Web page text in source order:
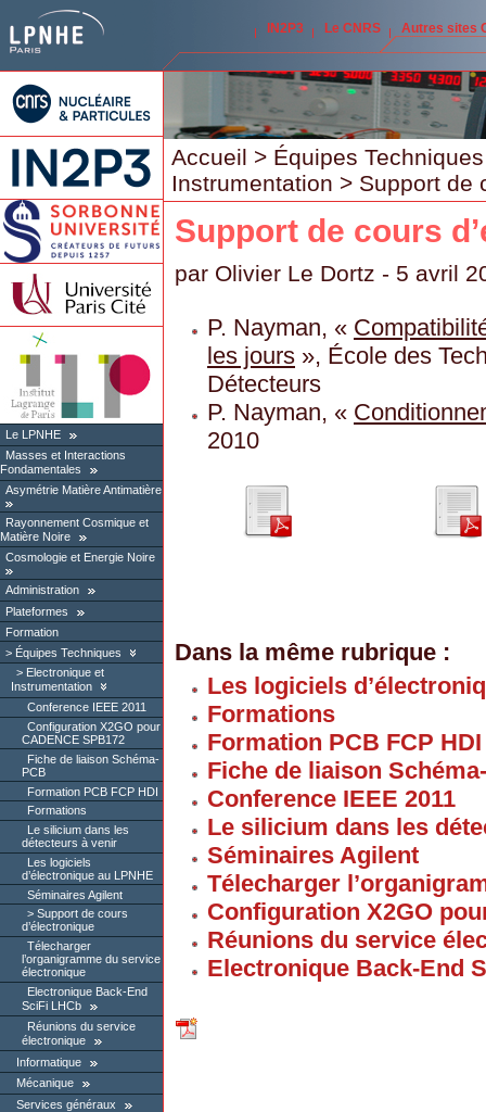
IN2P3 Le CNRS Autres sites
Le LPNHE
Masses et Interactions
Fondamentales
Asymétrie Matière Antimatière
Rayonnement Cosmique et
Matière Noire
Cosmologie et Energie Noire
Administration
Plateformes
Formation
Équipes Techniques
Electronique et
Instrumentation
Conference IEEE 2011
Configuration X2GO pour
CADENCE SPB172
Fiche de liaison Schéma-
PCB
Formation PCB FCP HDI
Formations
Le silicium dans les
détecteurs à venir
Les logiciels
d’électronique au LPNHE
Séminaires Agilent
Support de cours
d’électronique
Télecharger
l’organigramme du service
électronique
Electronique Back-End
SciFi LHCb
Réunions du service
électronique
Informatique
Mécanique
Services généraux
Accueil > Équipes Techniques
Instrumentation > Support de
Support de cours
par Olivier Le Dortz - 5 avril
P. Nayman, «
les jours », École des
Détecteurs
P. Nayman, «
2010
Dans la même rubrique :
Les logiciels
Formations
Formation PCB FCP HDI
Fiche de liaison
Conference IEEE 2011
Le silicium dans les
Séminaires Agilent
Télecharger
Configuration X2GO
Réunions du service
Electronique Back-End